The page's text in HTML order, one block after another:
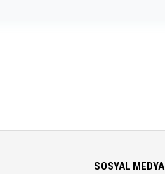
SOSYAL MEDYA